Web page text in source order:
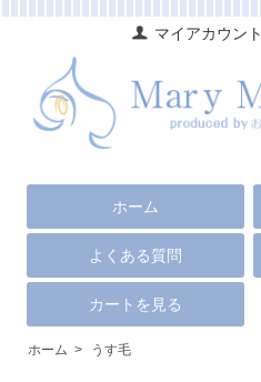
マイアカウント
ホーム
よくある質問
カートを見る
ホーム > うす毛